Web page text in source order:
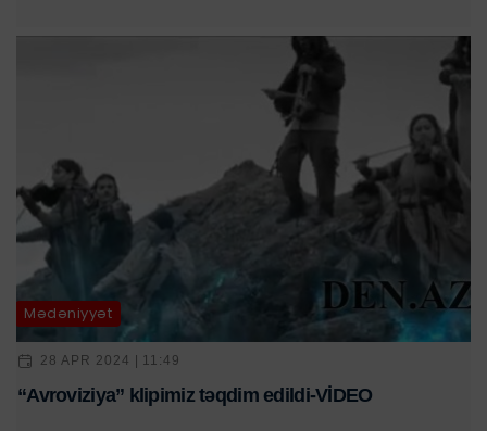
Mədəniyyət
28 APR 2024 | 11:49
“Avroviziya” klipimiz təqdim edildi-VİDEO